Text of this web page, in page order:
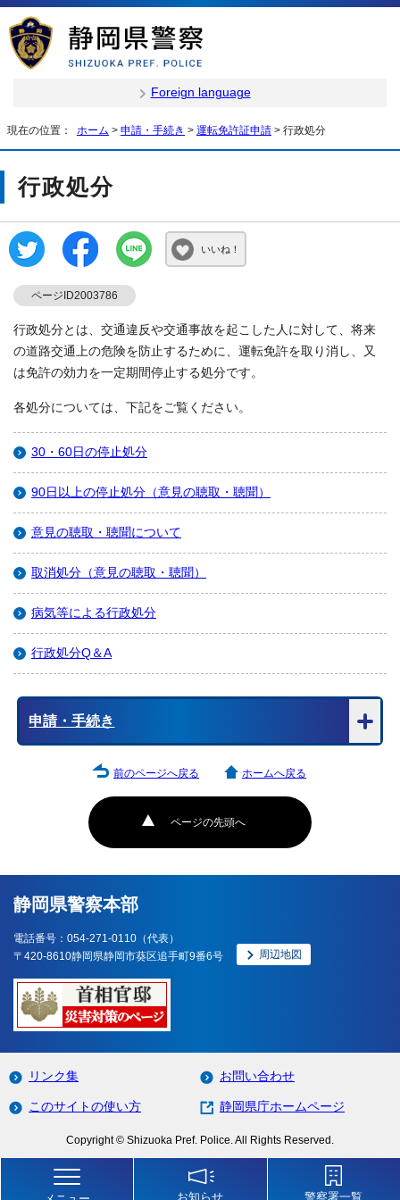
Foreign language
現在の位置： ホーム > 申請・手続き > 運転免許証申請 > 行政処分
行政処分
いいね！
ページID2003786
行政処分とは、交通違反や交通事故を起こした人に対して、将来
の道路交通上の危険を防止するために、運転免許を取り消し、又
は免許の効力を一定期間停止する処分です。
各処分については、下記をご覧ください。
30・60日の停止処分
90日以上の停止処分（意見の聴取・聴聞）
意見の聴取・聴聞について
取消処分（意見の聴取・聴聞）
病気等による行政処分
行政処分Q＆A
申請・手続き
ページの先頭へ
前のページへ戻る ホームへ戻る
お知らせ 警察署一覧
静岡県警察本部
電話番号：054-271-0110（代表）
〒420-8610静岡県静岡市葵区追手町9番6号
周辺地図
リンク集 お問い合わせ
このサイトの使い方 静岡県庁ホームページ
Copyright © Shizuoka Pref. Police. All Rights Reserved.